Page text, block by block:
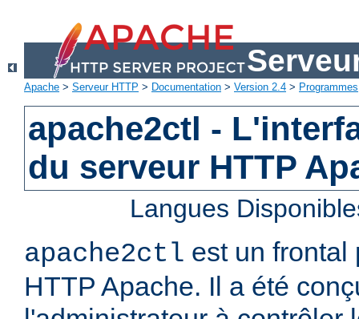
Apache > Serveur HTTP > Documentation > Version 2.4 > Programmes
apache2ctl -
du serveur HTTP
Langues
apache2ctl est un frontal
HTTP Apache. Il a été